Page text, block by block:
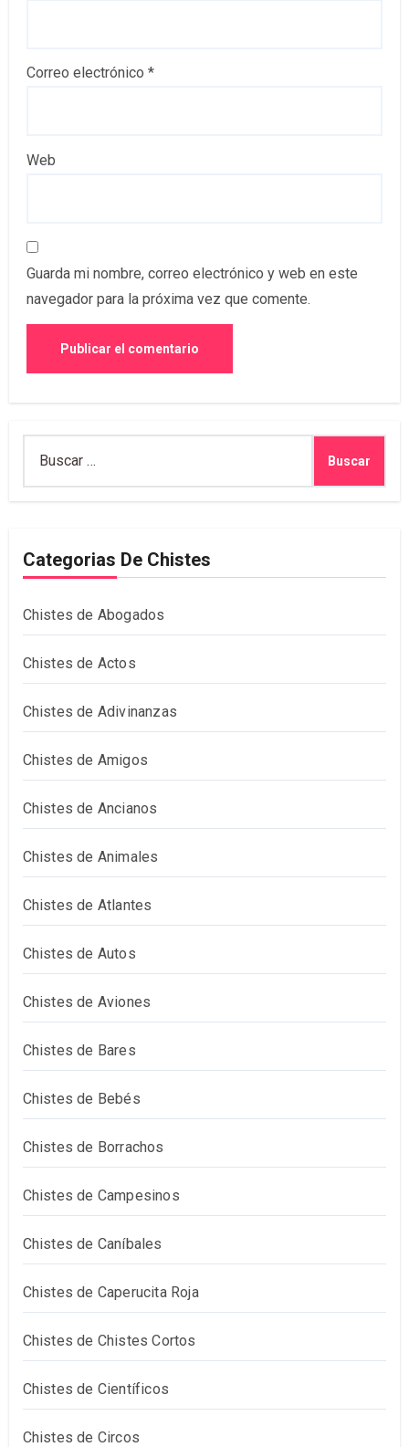
Correo electrónico *
Web
Guarda mi nombre, correo electrónico y web en este
navegador para la próxima vez que comente.
Categorias De Chistes
Chistes de Abogados
Chistes de Actos
Chistes de Adivinanzas
Chistes de Amigos
Chistes de Ancianos
Chistes de Animales
Chistes de Atlantes
Chistes de Autos
Chistes de Aviones
Chistes de Bares
Chistes de Bebés
Chistes de Borrachos
Chistes de Campesinos
Chistes de Caníbales
Chistes de Caperucita Roja
Chistes de Chistes Cortos
Chistes de Científicos
Chistes de Circos